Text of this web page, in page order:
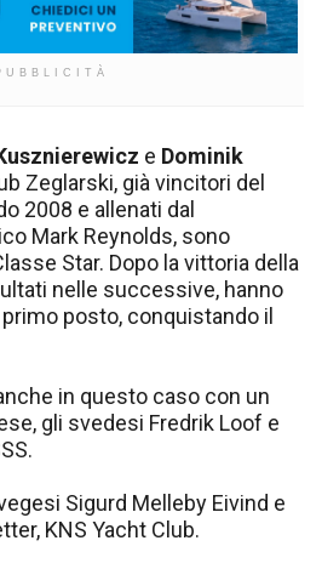
e Dominik
Zeglarski, già vincitori del
2008 e allenati dal
Mark Reynolds, sono
Star. Dopo la vittoria della
nelle successive, hanno
posto, conquistando il
in questo caso con un
gli svedesi Fredrik Loof e
Sigurd Melleby Eivind e
KNS Yacht Club.